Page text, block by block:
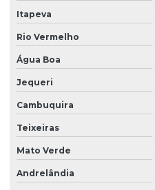
Itapeva
Rio Vermelho
Água Boa
Jequeri
Cambuquira
Teixeiras
Mato Verde
Andrelândia